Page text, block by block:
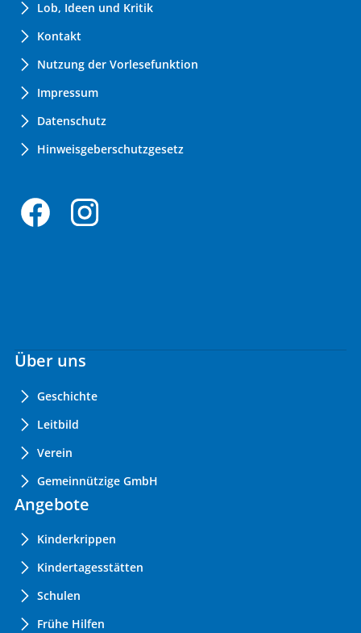
Lob, Ideen und Kritik
Kontakt
Nutzung der Vorlesefunktion
Impressum
Datenschutz
Hinweisgeberschutzgesetz
Über uns
Geschichte
Leitbild
Verein
Gemeinnützige GmbH
Angebote
Kinderkrippen
Kindertagesstätten
Schulen
Frühe Hilfen